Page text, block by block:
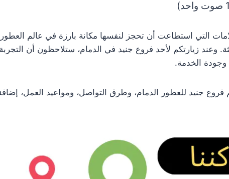
التي استطاعت أن تحجز لنفسها مكانة بارزة في عالم العطور
وعند زيارتكم لأحد فروع جنيد في الدمام، ستلاحظون أن
وجودة الخدمة.
جنيد للعطور الدمام، وطرق التواصل، ومواعيد العمل،